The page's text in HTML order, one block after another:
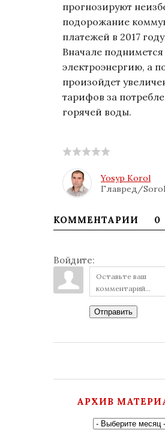
прогнозируют
подорожание
платежей в 2017
Вначале
электроэнергию, а
произойдет
тарифов за
горячей воды.
Yosyp Korol
Главред/
КОММЕНТАРИИ 0
Войдите:
Отправить
АРХИВ